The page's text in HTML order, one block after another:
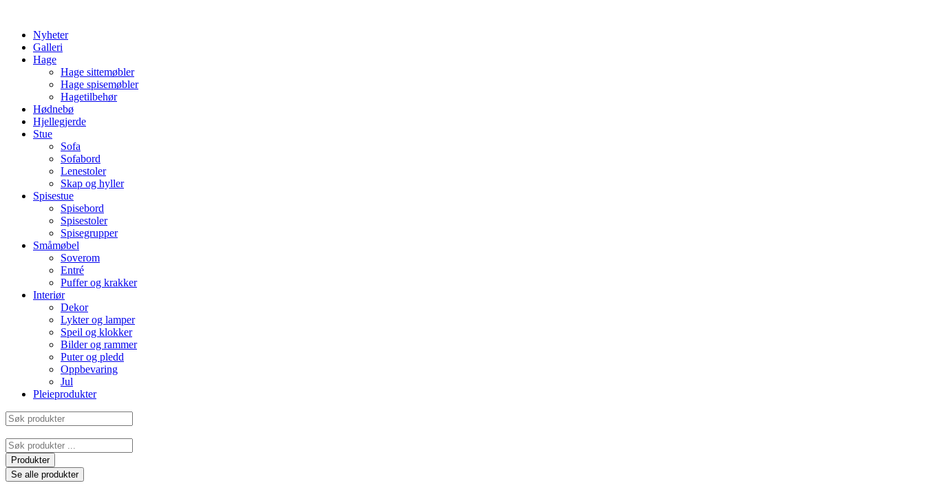
contentNyheter
Galleri
Hage
Hage sittemøbler
Hage spisemøbler
Hagetilbehør
Hødnebø
Hjellegjerde
Stue
Sofa
Sofabord
Lenestoler
Skap og hyller
Spisestue
Spisebord
Spisestoler
Spisegrupper
Småmøbel
Soverom
Entré
Puffer og krakker
Interiør
Dekor
Lykter og lamper
Speil og klokker
Bilder og rammer
Puter og pledd
Oppbevaring
Jul
Pleieprodukter
Søk
produkter
Search
...Produkter
Se alle produkter